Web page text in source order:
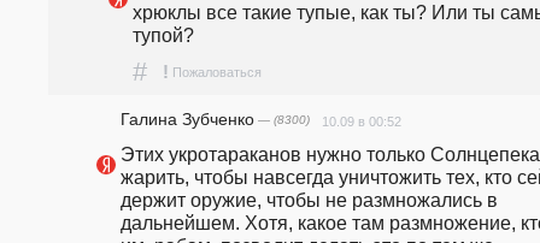
хрюклы все такие тупые, как ты? Или ты
тупой?
# ! Пожаловаться
Галина Зубченко — (8300) 10.09 в 00:52
Этих укротараканов нужно только
жарить, чтобы навсегда уничтожить тех, кто
держит оружие, чтобы не размножались в
дальнейшем. Хотя, какое там размножение,